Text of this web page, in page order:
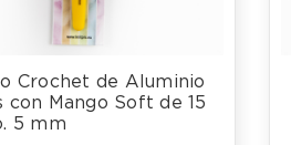
Crochet de Aluminio
con Mango Soft de 15
5 mm